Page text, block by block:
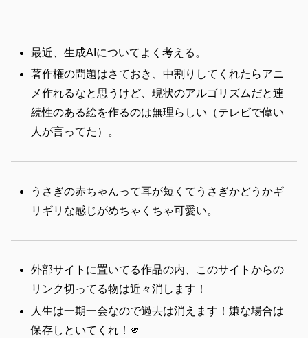
最近、生成AIについてよく考える。
著作権の問題はさておき、中割りしてくれたらアニ
メ作れるなと思うけど、現状のアルゴリズムだと連
続性のある絵を作るのは無理らしい（テレビで偉い
人が言ってた）。
うさぎの赤ちゃんって耳が短くてうさぎかどうかギ
リギリな感じがめちゃくちゃ可愛い。
外部サイトに置いてる作品の内、このサイトからの
リンク切ってる物は近々消します！
人生は一期一会なので過去は消えます！嫌な場合は
保存しといてくれ！🫵